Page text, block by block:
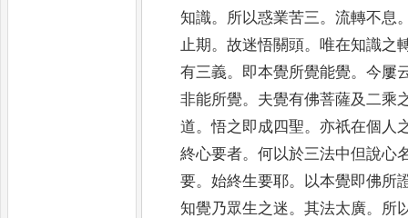
知識。 所以惑業苦三。流轉不息
止期。故迷悟關頭。 唯在知識之
有三義。 即本覺所覺能覺。今屢
非能所覺。 夫覺有佛菩薩及二乘
道。悟之即成四聖。亦祇在個人
終心要者。何以於三法中但說心
要。始終生要耶。
以本覺即佛所
知覺乃眾生之迷 。其法太廣。
所